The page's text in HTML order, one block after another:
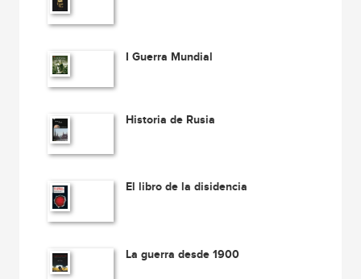
I Guerra Mundial
Historia de Rusia
El libro de la disidencia
La guerra desde 1900